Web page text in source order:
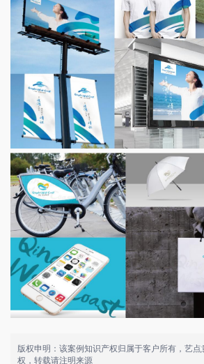
版权申明：该案例知识产权归属于客户所有，艺
权，转载请注明来源